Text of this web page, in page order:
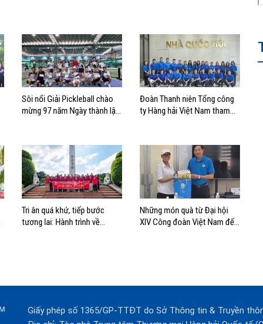
Sôi nổi Giải Pickleball chào
mừng 97 năm Ngày thành lập
Đoàn Thanh niên Tổng công
ty Hàng hải Việt Nam tham
Tri ân quá khứ, tiếp bước
tương lai: Hành trình về
Những món quà từ Đại hội
XIV Công đoàn Việt Nam đến
Giấy phép số 1365/GP-TTĐT do Sở Thông tin & Truyền